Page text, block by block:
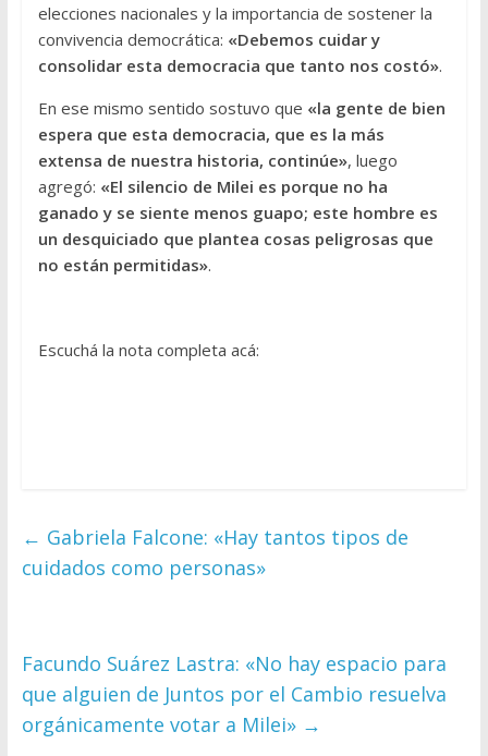
elecciones nacionales y la importancia de sostener la
convivencia democrática: «Debemos cuidar y
consolidar esta democracia que tanto nos costó».
En ese mismo sentido sostuvo que «la gente de bien
espera que esta democracia, que es la más
extensa de nuestra historia, continúe», luego
agregó: «El silencio de Milei es porque no ha
ganado y se siente menos guapo; este hombre es
un desquiciado que plantea cosas peligrosas que
no están permitidas».
Escuchá la nota completa acá:
← Gabriela Falcone: «Hay tantos tipos de
cuidados como personas»
Facundo Suárez Lastra: «No hay espacio para
que alguien de Juntos por el Cambio resuelva
orgánicamente votar a Milei» →